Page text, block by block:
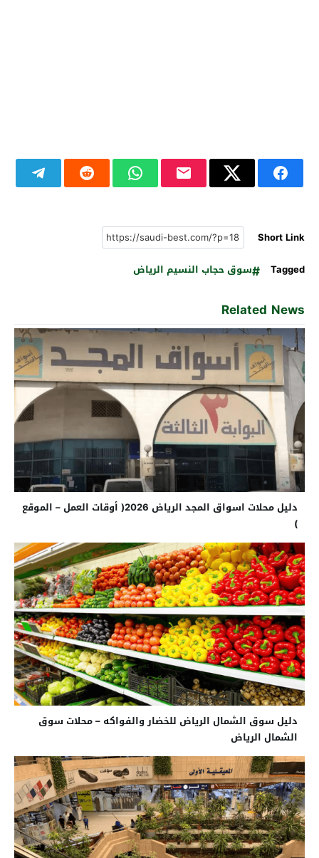
Short Link
Tagged
سوق حجاب النسيم الرياض
Related News
دليل محلات اسواق المجد الرياض 2026( أوقات العمل – الموقع
)
دليل سوق الشمال الرياض للخضار والفواكه – محلات سوق
الشمال الرياض